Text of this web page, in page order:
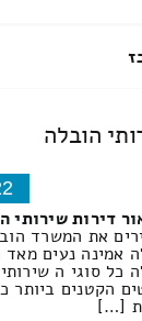
הובלה
דירות שירותי
את המשרד
אמינה נעים מאד
כל סוגי ה
הקטנים ביותר
[…]